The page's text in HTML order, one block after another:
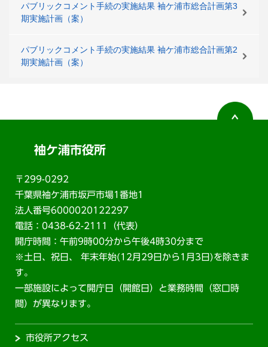
パブリックコメント手続の実施結果 袖ケ浦市総合計画第3
期実施計画（案）
パブリックコメント手続の実施結果 袖ケ浦市総合計画第2
期実施計画（案）
袖ケ浦市役所
〒299-0292
千葉県袖ケ浦市坂戸市場1番地1
法人番号6000020122297
電話：0438-62-2111（代表）
開庁時間：午前9時00分から午後4時30分まで
※土日、祝日、 年末年始(12月29日から1月3日)を除きま
す。
一部施設によって開庁日（開館日）と業務時間（窓口時
間）が異なります。
市役所アクセス